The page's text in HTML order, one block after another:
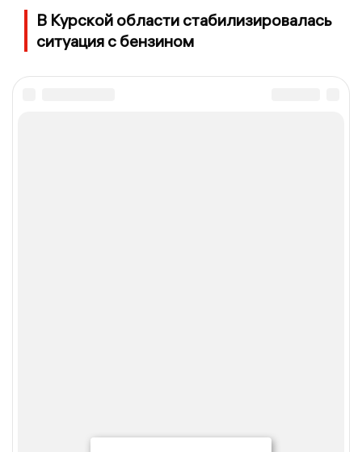
В Курской области стабилизировалась
ситуация с бензином